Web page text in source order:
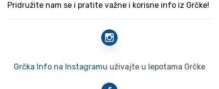
Pridružite nam se i pratite važne i korisne info iz Grčke!
Grčka Info na Instagramu uživajte u lepotama Grčke